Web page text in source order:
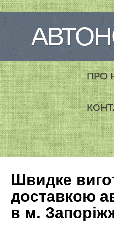
ПРО
Швидке
доставкою
в м.